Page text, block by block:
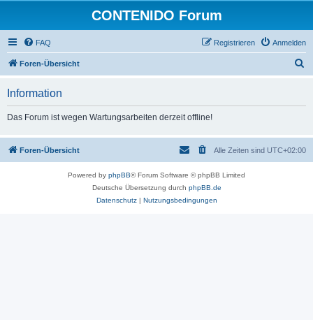
CONTENIDO Forum
FAQ Anmelden
Registrieren
Foren-Übersicht
Information
Das Forum ist wegen Wartungsarbeiten derzeit offline!
Foren-Übersicht Alle Zeiten sind UTC+02:00
Powered by phpBB® Forum Software © phpBB Limited
Deutsche Übersetzung durch phpBB.de
Datenschutz| Nutzungsbedingungen